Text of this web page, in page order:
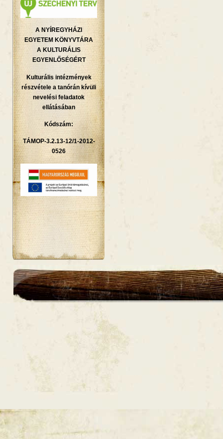
A NYÍREGYHÁZI
EGYETEM KÖNYVTÁRA
A KULTURÁLIS
EGYENLŐSÉGÉRT
Kulturális intézmények
részvétele a tanórán kívüli
nevelési feladatok
ellátásában
Kódszám:
TÁMOP-3.2.13-12/1-2012-
0526